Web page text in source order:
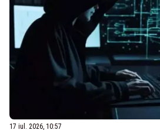
17 iul. 2026, 10:57